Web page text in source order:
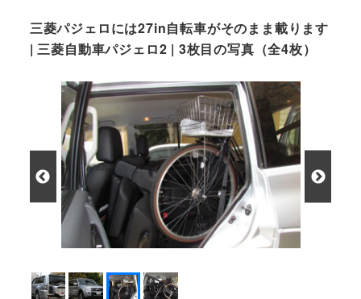
三菱パジェロには27in自転車がそのまま載ります
| 三菱自動車パジェロ2 | 3枚目の写真（全4枚）